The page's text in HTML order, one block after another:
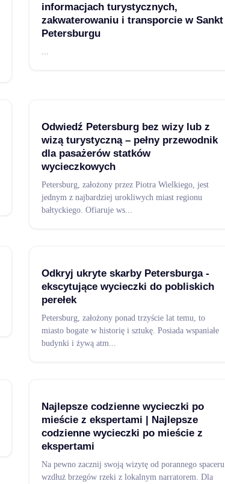
informacjach turystycznych,
zakwaterowaniu i transporcie w Sankt
Petersburgu
Odwiedź Petersburg bez wizy lub z
wizą turystyczną – pełny przewodnik
dla pasażerów statków
wycieczkowych
Petersburg, założony przez Piotra Wielkiego, jest
jednym z najbardziej urokliwych miast regionu
bałtyckiego. Ofiaruje ws
Odkryj ukryte skarby Petersburga -
ekscytujące wycieczki do pobliskich
perełek
Petersburg, założony ponad trzyście lat temu, to
miasto bogate w historię i sztukę. Posiada wspaniałe
budynki i żywą atm
Najlepsze codzienne wycieczki po
mieście z ekspertami | Najlepsze
codzienne wycieczki po mieście z
ekspertami
Na pewno zacznij swoją wizytę od porannego spaceru
wzdłuż brzegów rzeki z lokalnym narratorem. Dla